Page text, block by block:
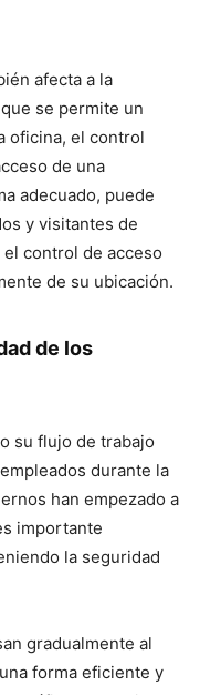
afecta a la
se permite un
oficina, el control
de una
adecuado, puede
y visitantes de
control de acceso
de su ubicación.
de los
su flujo de trabajo
durante la
han empezado a
importante
la seguridad
gradualmente al
forma eficiente y